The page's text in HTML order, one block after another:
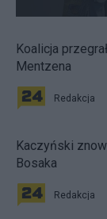
Koalicja
Mentzena
Redakcja
Kaczyński
Bosaka
Redakcja